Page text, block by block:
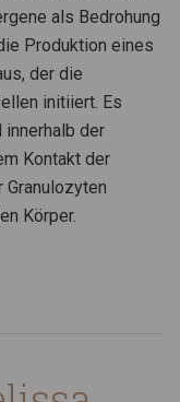
als Bedrohung
Produktion eines
der die
initiiert. Es
der
Kontakt der
Körper.